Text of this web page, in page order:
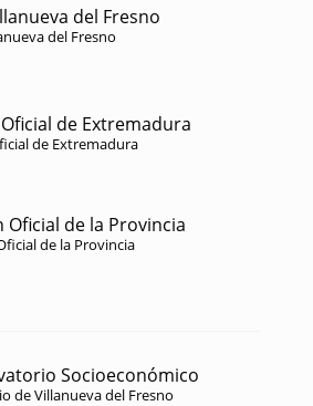
del Fresno
del Fresno
de Extremadura
de Extremadura
Oficial de la Provincia
de la Provincia
Socioeconómico
de Villanueva del Fresno